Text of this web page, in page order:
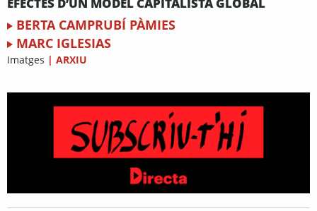
EFECTES D’UN MODEL CAPITALISTA GLOBAL
BERTA CAMPRUBÍ PÀMIES
MARC IGLESIAS
Imatges | ARXIU